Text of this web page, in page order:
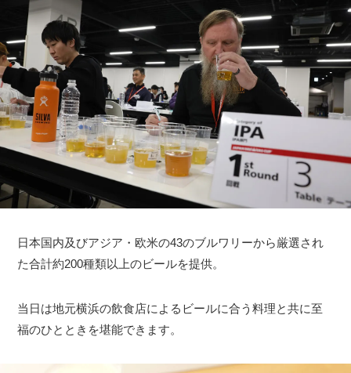
日本国内及びアジア・欧米の43のブルワリーから厳選され
た合計約200種類以上のビールを提供。
当日は地元横浜の飲食店によるビールに合う料理と共に至
福のひとときを堪能できます。